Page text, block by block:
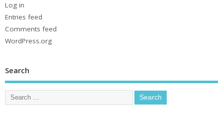
Log in
Entries feed
Comments feed
WordPress.org
Search